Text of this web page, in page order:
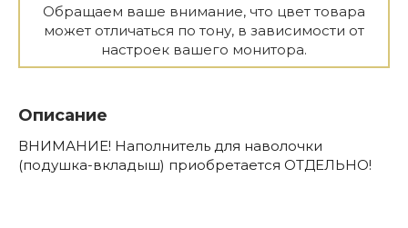
Обращаем ваше внимание, что цвет товара
может отличаться по тону, в зависимости от
настроек вашего монитора.
Описание
ВНИМАНИЕ! Наполнитель для наволочки
(подушка-вкладыш) приобретается ОТДЕЛЬНО!